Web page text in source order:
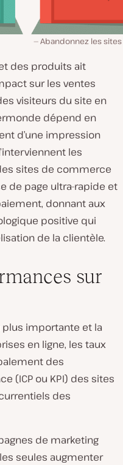
Abandonnez les
des produits ait
sur les ventes
visiteurs du site en
dépend en
d’une impression
les
sites de commerce
de page ultra-rapide et
donnant aux
positive qui
de la clientèle.
sur
importante et la
en ligne, les taux
des
(ICP ou KPI) des sites
des
de marketing
seules augmenter